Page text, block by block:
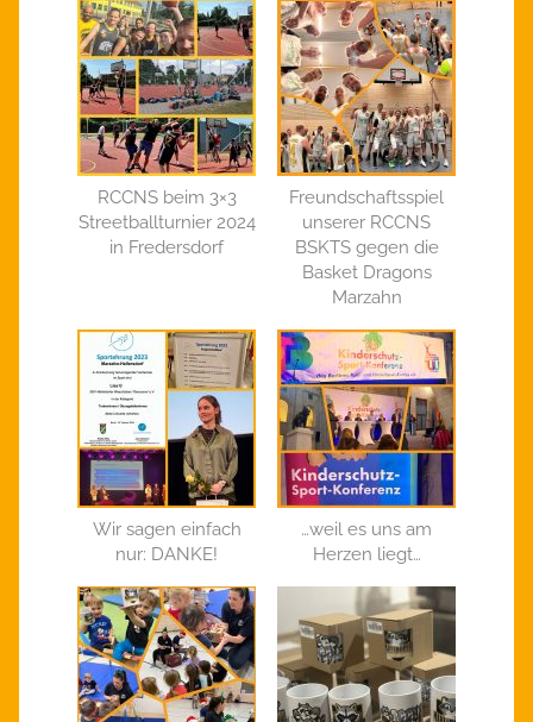
RCCNS beim 3×3
Streetballturnier 2024
in Fredersdorf
Freundschaftsspiel
unserer RCCNS
BSKTS gegen die
Basket Dragons
Marzahn
Wir sagen einfach
nur: DANKE!
…weil es uns am
Herzen liegt…